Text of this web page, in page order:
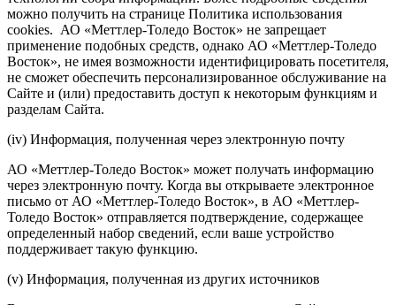
можно получить на странице Политика использования
cookies. АО «Меттлер-Толедо Восток» не запрещает
применение подобных средств, однако АО «Меттлер-Толедо
Восток», не имея возможности идентифицировать посетителя,
не сможет обеспечить персонализированное обслуживание на
Сайте и (или) предоставить доступ к некоторым функциям и
разделам Сайта.
(iv) Информация, полученная через электронную почту
АО «Меттлер-Толедо Восток» может получать информацию
через электронную почту. Когда вы открываете электронное
письмо от АО «Меттлер-Толедо Восток», в АО «Меттлер-
Толедо Восток» отправляется подтверждение, содержащее
определенный набор сведений, если ваше устройство
поддерживает такую функцию.
(v) Информация, полученная из других источников